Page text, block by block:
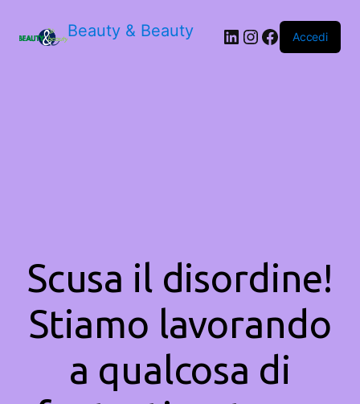
Beauty & Beauty LinkedIn
Instagram
Facebook
Accedi
Scusa il disordine!
Stiamo lavorando
a qualcosa di